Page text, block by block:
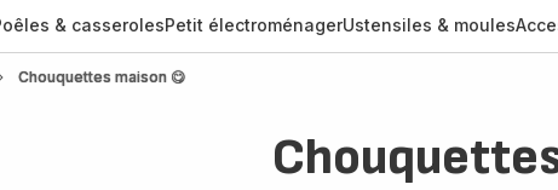
& casserolesPetit électroménagerUstensiles & moules
Chouquettes maison 😋